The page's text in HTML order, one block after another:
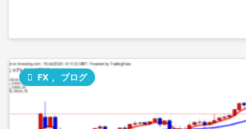
 FX , ブログ